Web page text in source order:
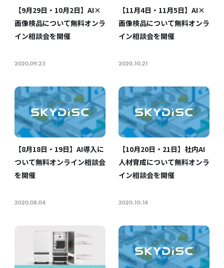
【9月29日・10月2日】AI×
画像検品について無料オンラ
イン相談会を開催
2020.09.23
【11月4日・11月5日】AI×
画像検品について無料オンラ
イン相談会を開催
2020.10.21
【8月18日・19日】AI導入に
ついて無料オンライン相談会
を開催
2020.08.04
【10月20日・21日】社内AI
人材育成について無料オンラ
イン相談会を開催
2020.10.14